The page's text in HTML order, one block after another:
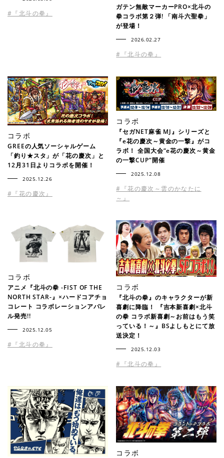
#『北斗の拳』
ガテン無敵マーカーPRO×北斗の
拳コラボ第２弾! 「南斗六聖拳」
が登場！
2026.02.27
#『北斗の拳』
コラボ
GREEの人気ソーシャルゲーム
「釣り★スタ」が「花の慶次」と
12月31日よりコラボを開催！
2025.12.26
#『花の慶次』
コラボ
『セガNET麻雀 MJ』シリーズと
『e花の慶次～黄金の一撃』がコ
ラボ！ 全国大会“e花の慶次～黄金
の一撃CUP”開催
2025.12.08
#『花の慶次～雲のかなたに
～』
コラボ
アニメ『北斗の拳 -FIST OF THE
NORTH STAR-』×ハードコアチョ
コレート コラボレーションアパレ
ル発売!!
2025.12.05
#『北斗の拳』
コラボ
『北斗の拳』のキャラクターが新
喜劇に降臨！ 『吉本新喜劇×北斗
の拳 コラボ新喜劇～お前はもう笑
っている！～』BSよしもとにて放
送決定！
2025.12.03
#『北斗の拳』
コラボ